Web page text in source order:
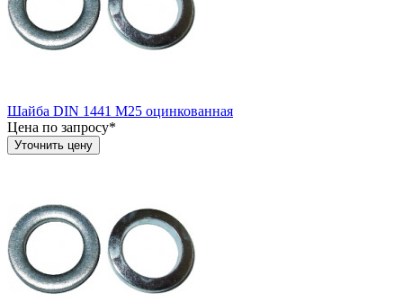
Шайба DIN 1441 М25 оцинкованная
Цена по запросу*
Уточнить цену